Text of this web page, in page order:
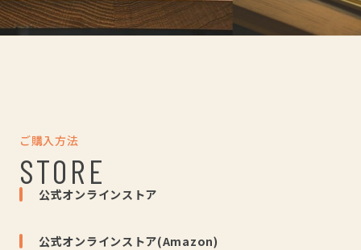
ご購入方法
STORE
公式オンラインストア
公式オンラインストア(Amazon)